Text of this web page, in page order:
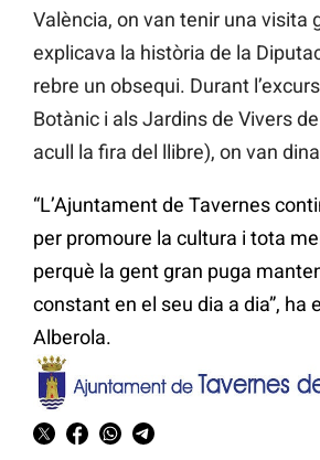
València, on van tenir una visita
explicava la història de la
rebre un obsequi. Durant
Botànic i als Jardins de Vivers
acull la fira del llibre), on van
“L’Ajuntament de Tavernes
per promoure la cultura i tota
perquè la gent gran puga
constant en el seu dia a dia”, ha
Alberola.